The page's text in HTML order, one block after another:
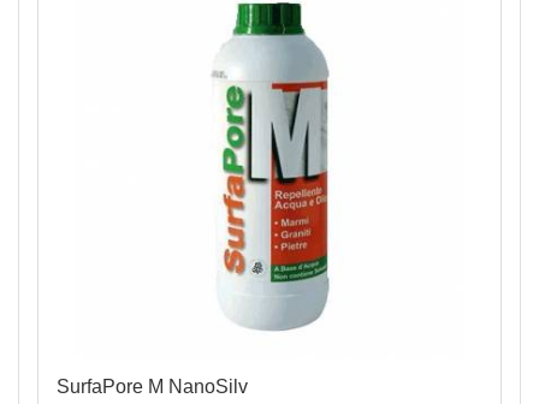
SurfaPore M NanoSilv
Vista rápida